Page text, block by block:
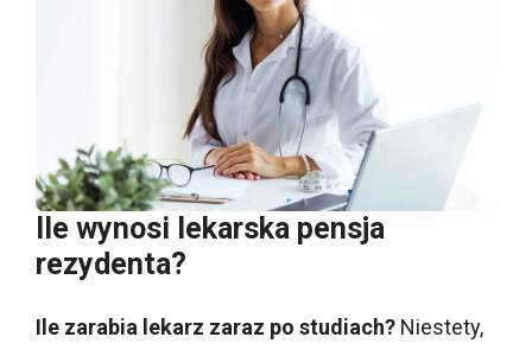
Ile wynosi lekarska pensja
rezydenta?
Ile zarabia lekarz zaraz po studiach? Niestety,